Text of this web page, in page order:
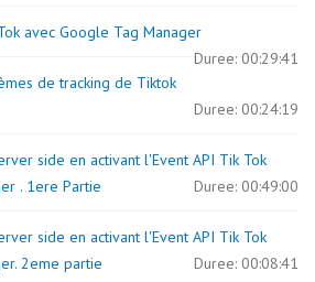
avec Google Tag Manager
Duree: 00:29:41
de tracking de Tiktok
Duree: 00:24:19
side en activant l'Event API Tik Tok
. 1ere Partie
Duree: 00:49:00
side en activant l'Event API Tik Tok
2eme partie
Duree: 00:08:41